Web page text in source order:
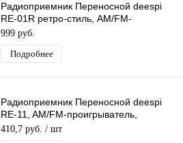
Радиоприемник Переносной deespi
RE-01R ретро-стиль, AM/FM-
проигрыватель, питание
аккумулятор/220В
999 руб.
Подробнее
Радиоприемник Переносной deespi
RE-11, AM/FM-проигрыватель,
питание аккумулятор/220В
410,7 руб. / шт